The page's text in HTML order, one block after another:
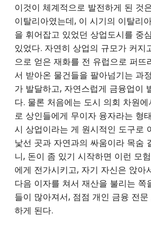
이것이 체계적으로 발전하게 된 것
이탈리아였는데, 이 시기의 이탈리
을 휘어잡고 있었던 상업도시를 중
있었다. 자연히 상업의 규모가 커지
으로 얻은 재화를 전 유럽으로 퍼뜨
서 받아온 물건들을 팔아넘기는 과
가 발달하고, 자연스럽게 금융업이
다. 물론 처음에는 도시 의회 차원
로 상인들에게 무이자 융자라는 형
시 상업이라는 게 원시적인 도구로
낯선 곳과 자연과의 싸움이라 목숨
니, 돈이 좀 있기 시작하면 이런 모
에게 전가시키고, 자기 자신은 앉아
다음 이자를 쳐서 재산을 불리는 쪽
들이 많아져서, 점점 개인 금융 전
하게 된다.